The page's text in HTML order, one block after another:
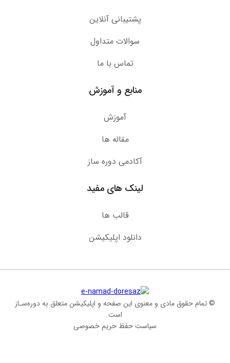
پشتیبانی آنلاین
سوالات متداول
تماس با ما
منابع و آموزش
آموزش
مقاله ها
آکادمی دوره ساز
لینک های مفید
قالب ها
دانلود اپلیکیشن
سیاست حفظ حریم خصوصی
© تمام حقوق مادی و معنوی این صفحه و اپلیکیشن متعلق به دوره‌سـاز
است